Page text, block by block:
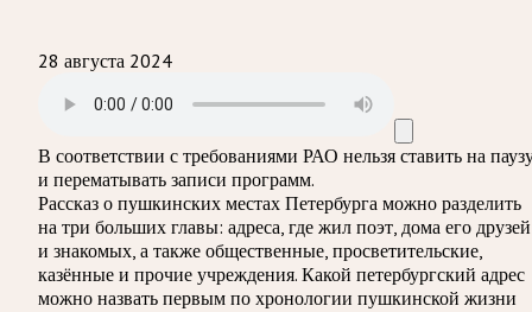
28 августа 2024
В соответствии с требованиями РАО нельзя ставить на
и перематывать записи программ.
Рассказ о пушкинских местах Петербурга можно разделить
на три больших главы: адреса, где жил поэт, дома его друзей
и знакомых, а также общественные, просветительские,
казённые и прочие учреждения. Какой петербургский адрес
можно назвать первым по хронологии пушкинской жизни